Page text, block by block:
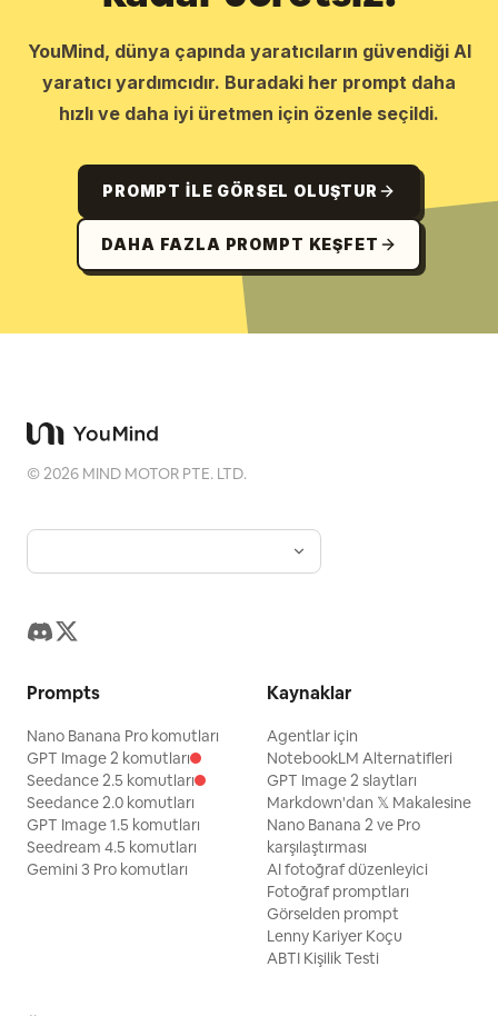
YouMind, dünya çapında yaratıcıların güvendiği AI
yaratıcı yardımcıdır. Buradaki her prompt daha
hızlı ve daha iyi üretmen için özenle seçildi.
PROMPT ILE GÖRSEL OLUŞTUR
DAHA FAZLA PROMPT KEŞFET
©2026 MIND MOTOR PTE. LTD.
Prompts
Nano Banana Pro komutları
GPT Image 2 komutları
Seedance 2.5 komutları
Seedance 2.0 komutları
GPT Image 1.5 komutları
Seedream 4.5 komutları
Gemini 3 Pro komutları
Kaynaklar
Agentlar için
NotebookLM Alternatifleri
GPT Image 2 slaytları
Markdown'dan 𝕏 Makalesine
Nano Banana 2 ve Pro
karşılaştırması
AI fotoğraf düzenleyici
Fotoğraf promptları
Görselden prompt
Lenny Kariyer Koçu
ABTI Kişilik Testi